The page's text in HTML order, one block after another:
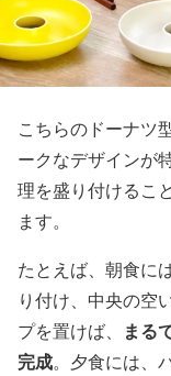
こちらのドーナツ
ークなデザインが
理を盛り付けるこ
ます。
たとえば、朝食に
り付け、中央の空
プを置けば、
まる
完成。夕食には、